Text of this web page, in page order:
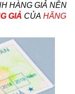
HÀNG GIẢ NÊN
GIẢ CỦA HÃNG